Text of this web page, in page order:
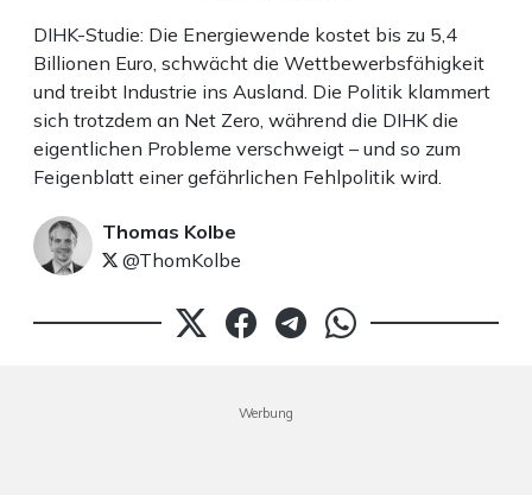
DIHK-Studie: Die Energiewende kostet bis zu 5,4
Billionen Euro, schwächt die Wettbewerbsfähigkeit
und treibt Industrie ins Ausland. Die Politik klammert
sich trotzdem an Net Zero, während die DIHK die
eigentlichen Probleme verschweigt – und so zum
Feigenblatt einer gefährlichen Fehlpolitik wird.
Thomas Kolbe
@ThomKolbe
Werbung